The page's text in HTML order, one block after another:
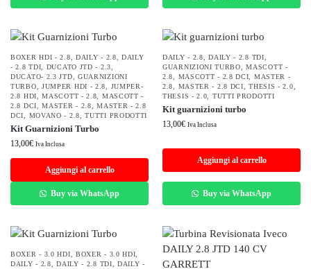
BOXER HDI - 2.8 DAILY - 2.8 ,DAILY
- 2.8 TDI
DUCATO JTD - 2.3
DUCATO- 2.3 JTD
GUARNIZIONI
TURBO
JUMPER HDI - 2.8
JUMPER-
2.8 HDI ,MASCOTT - 2.8
MASCOTT -
2.8 DCI ,MASTER - 2.8 ,MASTER - 2.8
DCI
MOVANO - 2.8 ,TUTTI PRODOTTI
Kit Guarnizioni Turbo
13,00€ Iva Inclusa
Aggiungi al carrello
Buy via WhatsApp
DAILY - 2.8 ,DAILY - 2.8 TDI
GUARNIZIONI TURBO ,MASCOTT -
2.8
MASCOTT - 2.8 DCI
MASTER -
2.8
MASTER - 2.8 DCI ,THESIS - 2.0
THESIS - 2.0
TUTTI PRODOTTI
Kit guarnizioni turbo
13,00€ Iva Inclusa
Aggiungi al carrello
Buy via WhatsApp
BOXER - 3.0 HDI BOXER - 3.0 HDI
DAILY - 2.8 ,DAILY - 2.8 TDI ,DAILY -